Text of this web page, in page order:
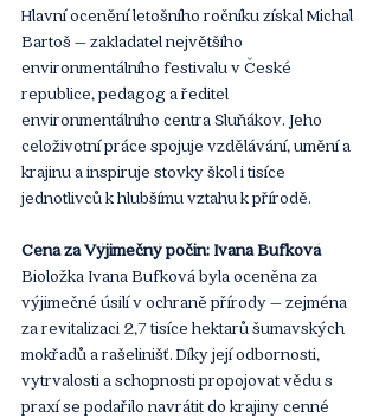
Hlavní ocenění letošního ročníku získal Michal
Bartoš – zakladatel největšího
environmentálního festivalu v České
republice, pedagog a ředitel
environmentálního centra Sluňákov. Jeho
celoživotní práce spojuje vzdělávání, umění a
krajinu a inspiruje stovky škol i tisíce
jednotlivců k hlubšímu vztahu k přírodě.
Cena za Výjimečný počin: Ivana Bufková
Bioložka Ivana Bufková byla oceněna za
výjimečné úsilí v ochraně přírody – zejména
za revitalizaci 2,7 tisíce hektarů šumavských
mokřadů a rašelinišť. Díky její odbornosti,
vytrvalosti a schopnosti propojovat vědu s
praxí se podařilo navrátit do krajiny cenné